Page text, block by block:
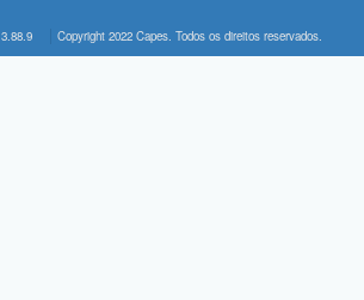
Copyright 2022 Capes. Todos os direitos reservados.